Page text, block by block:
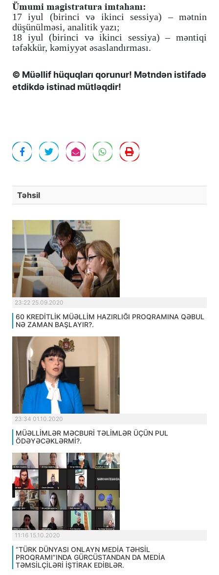
Ümumi magistratura imtahanı:
17 iyul (birinci və ikinci sessiya) – mətnin
düşünülməsi, analitik yazı;
18 iyul (birinci və ikinci sessiya) – məntiqi
təfəkkür, kəmiyyət əsaslandırması.
© Müəllif hüquqları qorunur! Mətndən istifadə
etdikdə istinad mütləqdir!
Təhsil
23:22 25.09.2020
60 KREDİTLİK MÜƏLLİM HAZIRLIĞI PROQRAMINA QƏBUL
NƏ ZAMAN BAŞLAYIR?.
23:34 01.10.2020
MÜƏLLİMLƏR MƏCBURİ TƏLİMLƏR ÜÇÜN PUL
ÖDƏYƏCƏKLƏRMİ?.
11:16 15.10.2020
“TÜRK DÜNYASI ONLAYN MEDİA TƏHSİL
PROQRAMI”INDA GÜRCÜSTANDAN DA MEDİA
TƏMSİLÇİLƏRİ İŞTİRAK EDİBLƏR.